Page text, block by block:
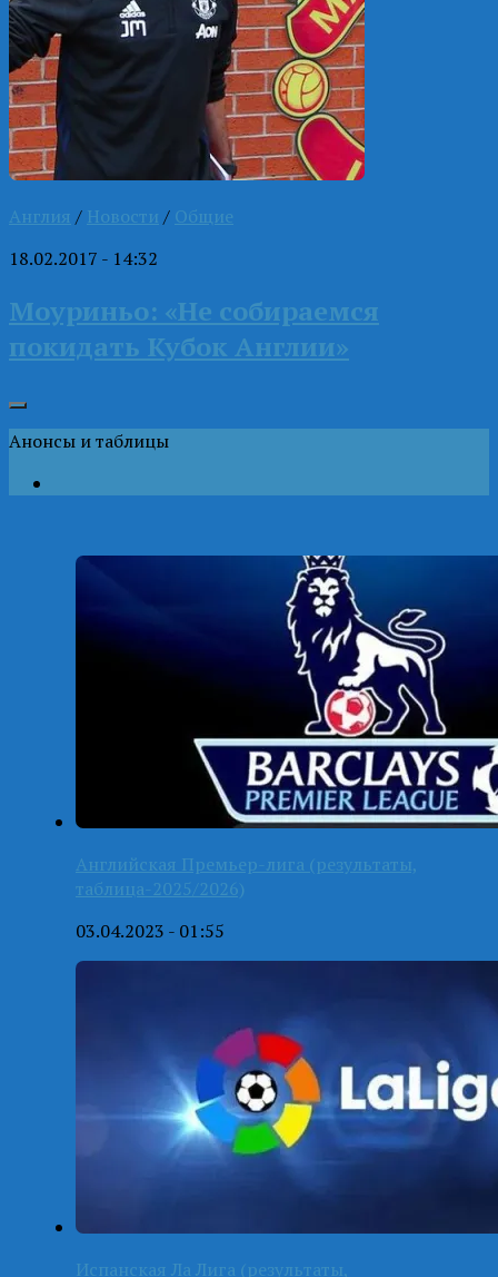
Англия / Новости / Общие
18.02.2017 - 14:32
Моуриньо: «Не собираемся
покидать Кубок Англии»
Анонсы и таблицы
Английская Премьер-лига (результаты,
таблица-2025/2026)
03.04.2023 - 01:55
Испанская Ла Лига (результаты,